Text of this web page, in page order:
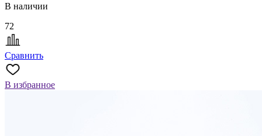
В наличии
72
Сравнить
В избранное